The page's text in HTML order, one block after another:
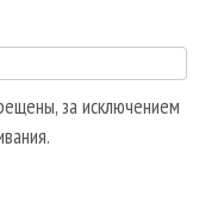
за исключением